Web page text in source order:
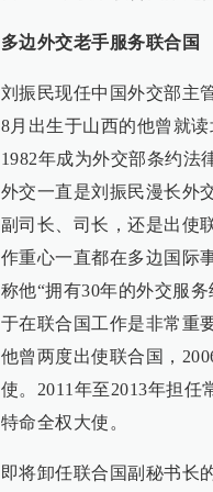
多边外交老手服务联合国
刘振民现任中国外交部主
8月出生于山西的他曾就
1982年成为外交部条约法
外交一直是刘振民漫长外
副司长、司长，还是出使
作重心一直都在多边国际
称他“拥有30年的外交服
于在联合国工作是非常重
他曾两度出使联合国，
使。2011年至2013年担任
特命全权大使。
即将卸任联合国副秘书长